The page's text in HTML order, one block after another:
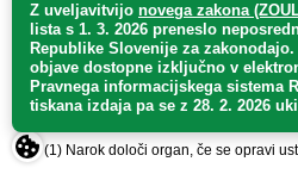
37. člen
102. člen se spremeni tako, da se glasi:
»102.
(1) Narok določi organ, če se opravi
Z uveljavitvijo novega zakona
lista s 1. 3. 2026 preneslo
Republike Slovenije za zakonodajo.
objave dostopne izključno v
Pravnega informacijskega sistema
tiskana izdaja pa se z 28. 2. 2026